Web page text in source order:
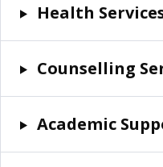
Health
Counselling
Academic